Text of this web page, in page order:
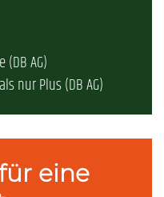
AG)
nur Plus (DB AG)
eine